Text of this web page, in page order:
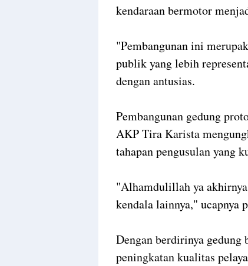
kendaraan bermotor
"Pembangunan ini
publik yang lebih
dengan antusias.
Pembangunan gedung
AKP Tira Karista
tahapan pengusulan yang
"Alhamdulillah ya
kendala lainnya," ucapnya
Dengan berdirinya gedung
peningkatan kualitas